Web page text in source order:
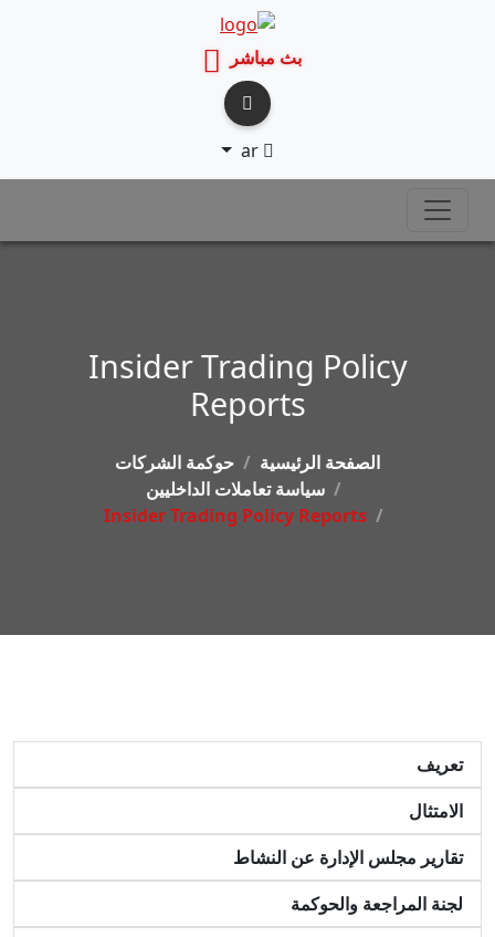
بث مباشر
ar
Insider Trading Policy
Reports
الصفحة الرئيسية
حوكمة الشركات
سياسة تعاملات الداخليين
Insider Trading Policy Reports
تعريف
الامتثال
تقارير مجلس الإدارة عن النشاط
لجنة المراجعة والحوكمة